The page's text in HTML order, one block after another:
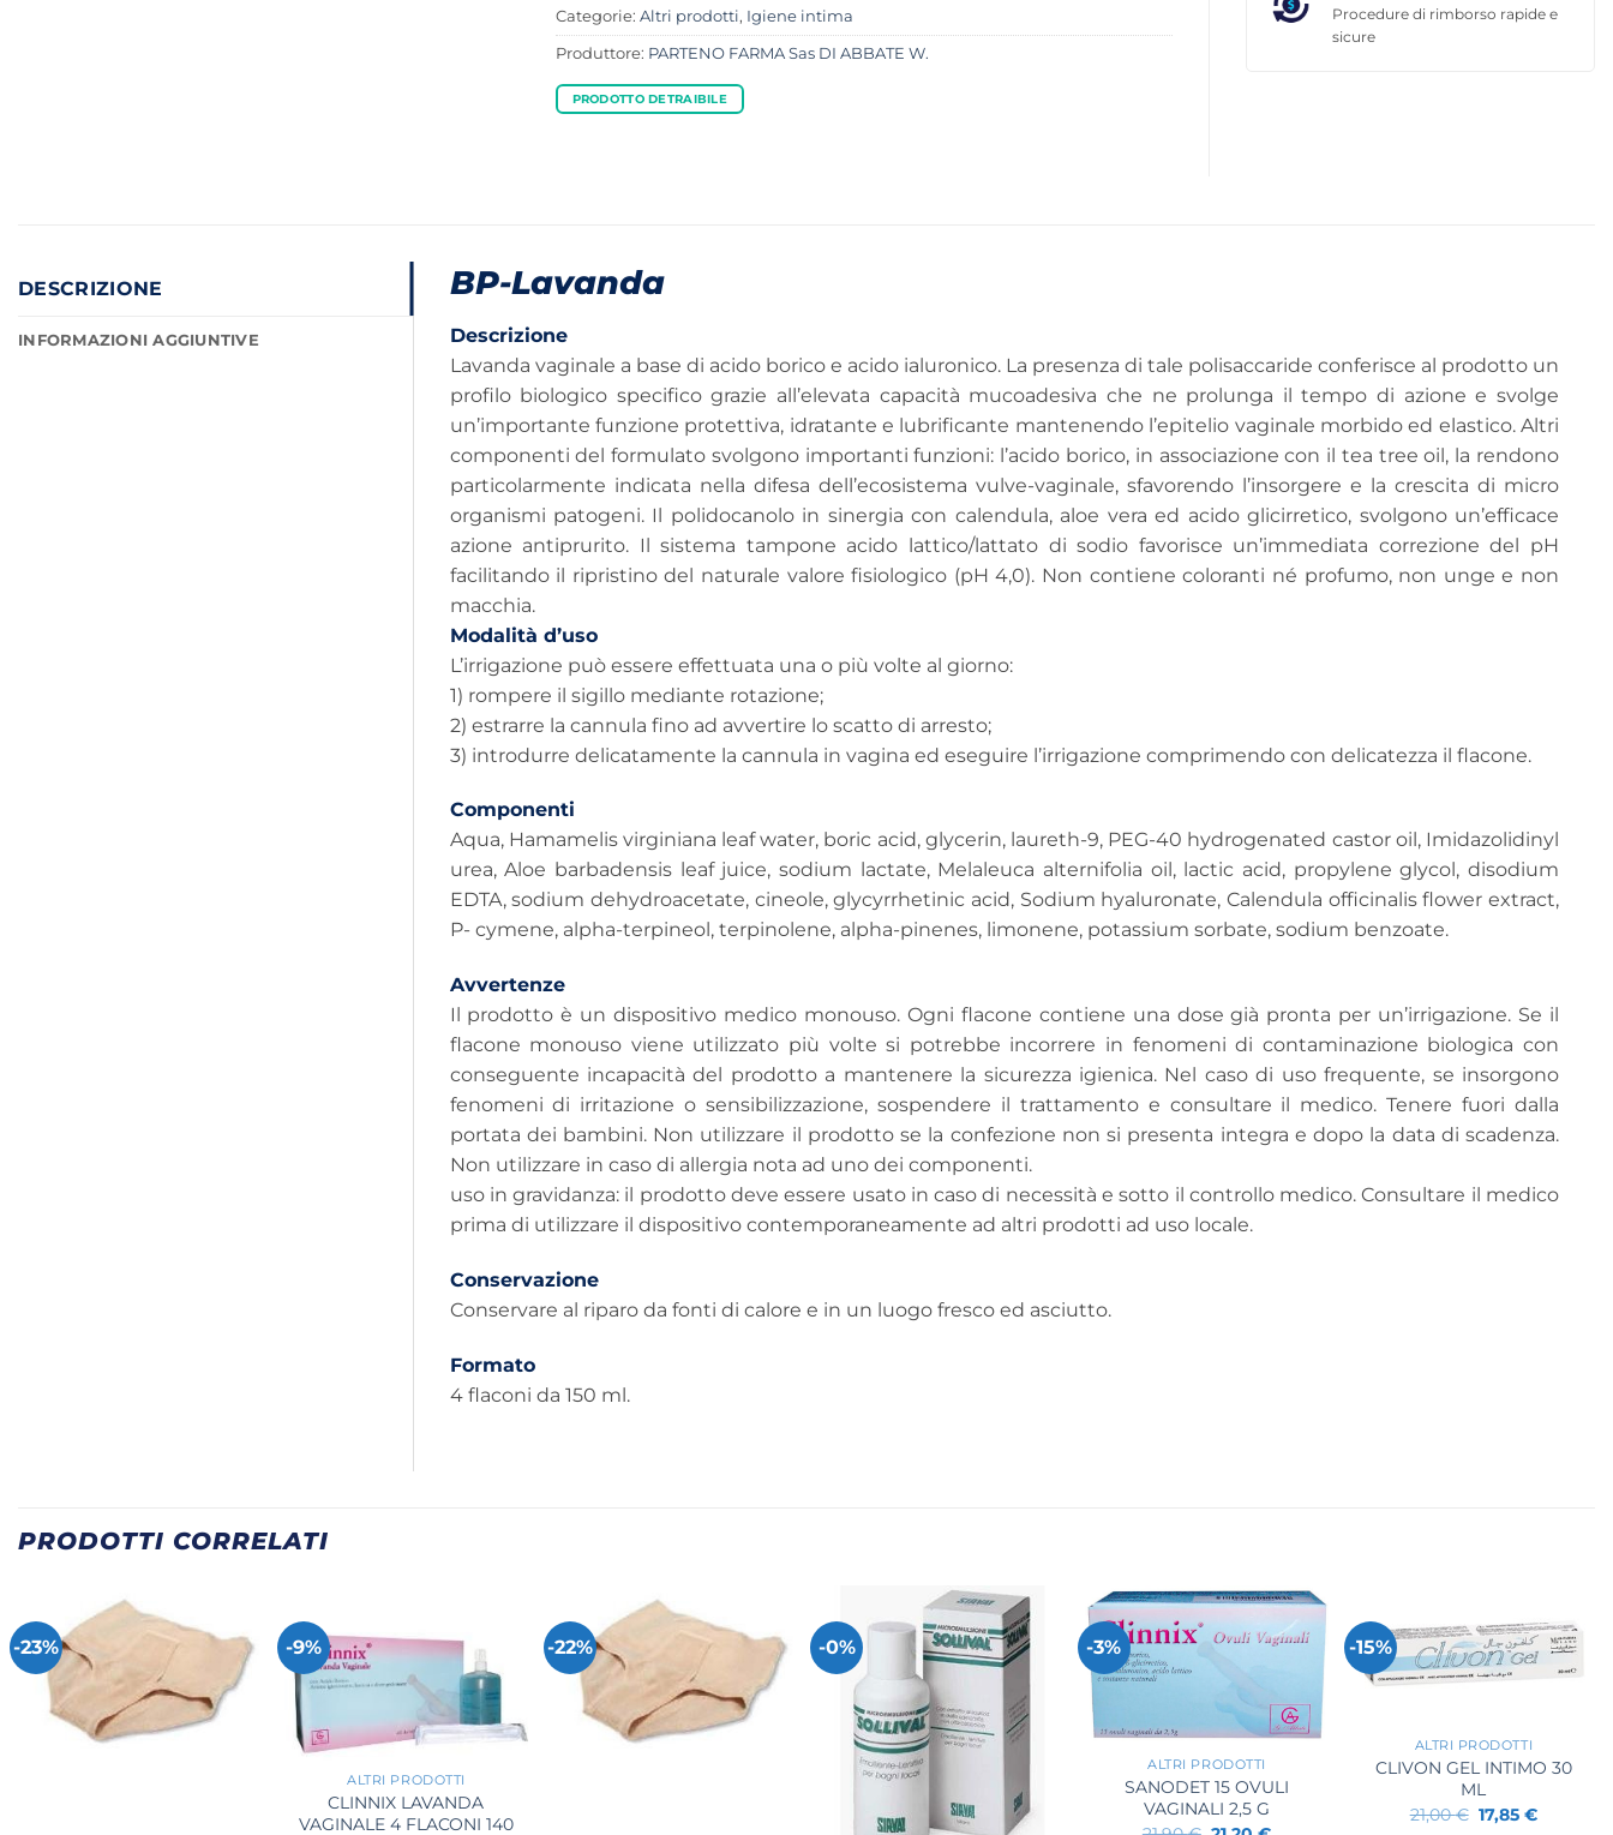
Categorie: Altri prodotti, Igiene intima
Produttore: PARTENO FARMA Sas DI ABBATE W.
PRODOTTO DETRAIBILE
Procedure di rimborso rapide e
sicure
DESCRIZIONE
INFORMAZIONI AGGIUNTIVE
BP-Lavanda
Descrizione
Lavanda vaginale a base di acido borico e acido ialuronico. La presenza di tale polisaccaride conferisce al prodotto un
profilo biologico specifico grazie all’elevata capacità mucoadesiva che ne prolunga il tempo di azione e svolge
un’importante funzione protettiva, idratante e lubrificante mantenendo l’epitelio vaginale morbido ed elastico. Altri
componenti del formulato svolgono importanti funzioni: l’acido borico, in associazione con il tea tree oil, la rendono
particolarmente indicata nella difesa dell’ecosistema vulve-vaginale, sfavorendo l’insorgere e la crescita di micro
organismi patogeni. Il polidocanolo in sinergia con calendula, aloe vera ed acido glicirretico, svolgono un’efficace
azione antiprurito. Il sistema tampone acido lattico/lattato di sodio favorisce un’immediata correzione del pH
facilitando il ripristino del naturale valore fisiologico (pH 4,0). Non contiene coloranti né profumo, non unge e non
macchia.
Modalità d’uso
L’irrigazione può essere effettuata una o più volte al giorno:
1) rompere il sigillo mediante rotazione;
2) estrarre la cannula fino ad avvertire lo scatto di arresto;
3) introdurre delicatamente la cannula in vagina ed eseguire l’irrigazione comprimendo con delicatezza il flacone.
Componenti
Aqua, Hamamelis virginiana leaf water, boric acid, glycerin, laureth-9, PEG-40 hydrogenated castor oil, Imidazolidinyl
urea, Aloe barbadensis leaf juice, sodium lactate, Melaleuca alternifolia oil, lactic acid, propylene glycol, disodium
EDTA, sodium dehydroacetate, cineole, glycyrrhetinic acid, Sodium hyaluronate, Calendula officinalis flower extract,
P- cymene, alpha-terpineol, terpinolene, alpha-pinenes, limonene, potassium sorbate, sodium benzoate.
Avvertenze
Il prodotto è un dispositivo medico monouso. Ogni flacone contiene una dose già pronta per un’irrigazione. Se il
flacone monouso viene utilizzato più volte si potrebbe incorrere in fenomeni di contaminazione biologica con
conseguente incapacità del prodotto a mantenere la sicurezza igienica. Nel caso di uso frequente, se insorgono
fenomeni di irritazione o sensibilizzazione, sospendere il trattamento e consultare il medico. Tenere fuori dalla
portata dei bambini. Non utilizzare il prodotto se la confezione non si presenta integra e dopo la data di scadenza.
Non utilizzare in caso di allergia nota ad uno dei componenti.
uso in gravidanza: il prodotto deve essere usato in caso di necessità e sotto il controllo medico. Consultare il medico
prima di utilizzare il dispositivo contemporaneamente ad altri prodotti ad uso locale.
Conservazione
Conservare al riparo da fonti di calore e in un luogo fresco ed asciutto.
Formato
4 flaconi da 150 ml.
PRODOTTI CORRELATI
-23% -9%
+
ALTRI PRODOTTI
CLINNIX LAVANDA
VAGINALE 4 FLACONI 140
-22% -0% -3%
ALTRI PRODOTTI
SANODET 15 OVULI
VAGINALI 2,5 G
-15%
ALTRI PRODOTTI
CLIVON GEL INTIMO 30
ML
21,00€ Il
prezzo
17,85 €Il